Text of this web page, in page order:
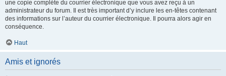
une copie complète du courrier électronique que vous avez reçu à un
administrateur du forum. Il est très important d’y inclure les en-têtes contenant
des informations sur l’auteur du courrier électronique. Il pourra alors agir en
conséquence.
Haut
Amis et ignorés